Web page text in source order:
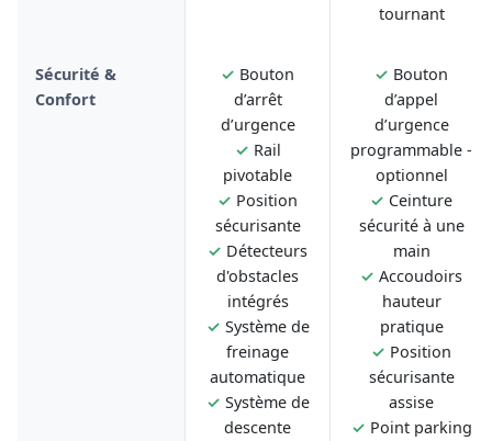
tournant
Sécurité &
Confort
✓ Bouton
d’arrêt
d’urgence
✓ Rail
pivotable
✓ Position
sécurisante
✓ Détecteurs
d'obstacles
intégrés
✓ Système de
freinage
automatique
✓ Système de
descente
✓ Bouton
d’appel
d’urgence
programmable -
optionnel
✓ Ceinture
sécurité à une
main
✓ Accoudoirs
hauteur
pratique
✓ Position
sécurisante
assise
✓ Point parking